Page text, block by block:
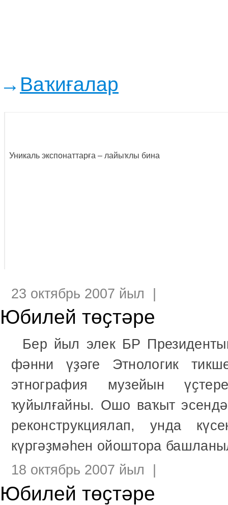
→ Ваҡиғалар
Уникаль экспонаттарға – лайыҡлы бина
23 октябрь 2007 йыл |
Юбилей төҫтәре
Бер йыл элек БР
фәнни үҙәге Этнологик
этнография музейын
ҡуйылғайны. Ошо ваҡыт
реконструкциялап, унда
күргәҙмәһен ойоштора
18 октябрь 2007 йыл |
Юбилей төҫтәре